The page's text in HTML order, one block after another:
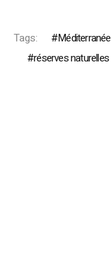
Tags: Méditerranée
réserves naturelles